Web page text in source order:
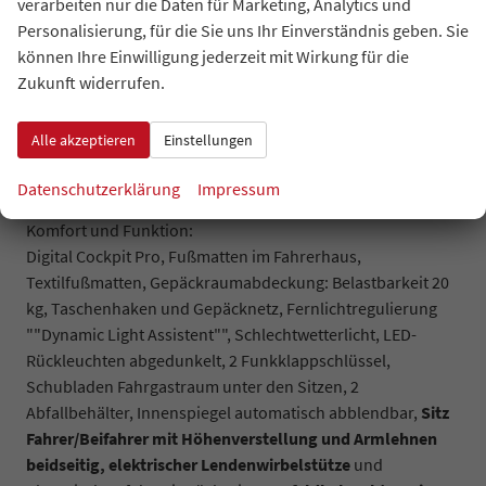
(Totwinkelerkennung im Spiegel), Standklima/Heizung:
Steuerung im Infotainment-System und über die
Volkswagen App (Vertrag von VW Connect Plus
Fahrzeug etwa 30 Minuten lang klimatisiert bzw. geheizt, bei
nicht gestecktem Ladestecker verkürzt sich die Laufzeit der
Werksanschlussgarantie auf 5 Jahre / max. 100.000 km.
Komfort und Funktion:
Digital Cockpit Pro, Fußmatten im Fahrerhaus,
Textilfußmatten, Gepäckraumabdeckung: Belastbarkeit 20
kg, Taschenhaken und Gepäcknetz, Fernlichtregulierung
""Dynamic Light Assistent"", Schlechtwetterlicht, LED-
Rückleuchten abgedunkelt, 2 Funkklappschlüssel,
Schubladen Fahrgastraum unter den Sitzen, 2
Abfallbehälter, Innenspiegel automatisch abblendbar, Sitz
Fahrer/Beifahrer mit Höhenverstellung und Armlehnen
beidseitig, elektrischer Lendenwirbelstütze und
verarbeiten nur die Daten für Marketing, Analytics und
Personalisierung, für die Sie uns Ihr Einverständnis geben. Sie
können Ihre Einwilligung jederzeit mit Wirkung für die
Zukunft widerrufen.
Alle akzeptieren Einstellungen
Datenschutzerklärung Impressum